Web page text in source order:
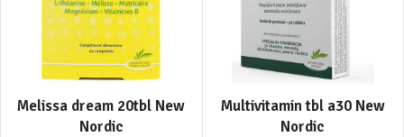
Melissa dream 20tbl New
Nordic
Multivitamin tbl a30 New
Nordic